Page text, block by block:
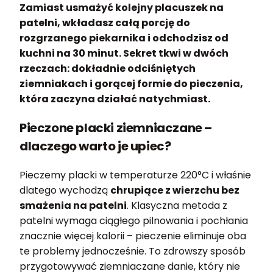
Zamiast usmażyć kolejny placuszek na
patelni, wkładasz całą porcję do
rozgrzanego piekarnika i odchodzisz od
kuchni na 30 minut. Sekret tkwi w dwóch
rzeczach: dokładnie odciśniętych
ziemniakach i gorącej formie do pieczenia,
która zaczyna działać natychmiast.
Pieczone placki ziemniaczane –
dlaczego warto je upiec?
Pieczemy placki w temperaturze 220°C i właśnie
dlatego wychodzą chrupiące z wierzchu bez
smażenia na patelni. Klasyczna metoda z
patelni wymaga ciągłego pilnowania i pochłania
znacznie więcej kalorii – pieczenie eliminuje oba
te problemy jednocześnie. To zdrowszy sposób
przygotowywać ziemniaczane danie, który nie